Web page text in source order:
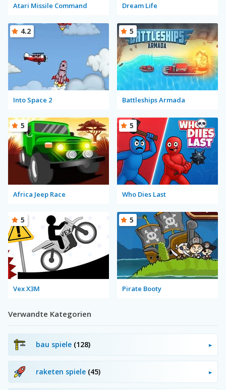
Atari Missile Command Dream Life
Into Space 2
4.2
Battleships Armada
5
Africa Jeep Race
5
Who Dies Last
5
Vex X3M
5
Pirate Booty
5
Verwandte Kategorien
bau spiele (128)
raketen spiele (45)